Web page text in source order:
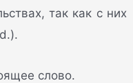
так как с них
слово.